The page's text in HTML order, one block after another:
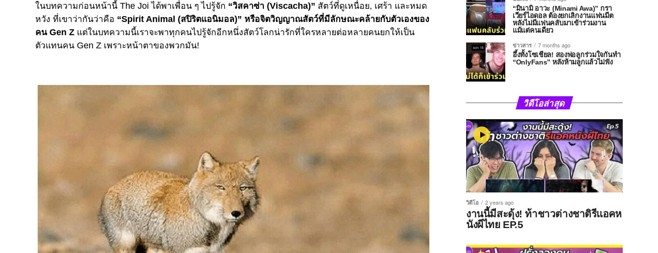
ในบทความก่อนหน้านี้ The Joi ได้พาเพื่อน ๆ ไปรู้จัก “วิสคาซ่า (Viscacha)” สัตว์ที่ดูเหนื่อย, เศร้า และหมด
หวัง ที่เขาว่ากันว่าคือ “Spirit Animal (สปิริตแอนิมอล)” หรือจิตวิญญาณสัตว์ที่มีลักษณะคล้ายกับตัวเองของ
คน Gen Z แต่ในบทความนี้เราจะพาทุกคนไปรู้จักอีกหนึ่งสัตว์โลกน่ารักที่ใครหลายต่อหลายคนยกให้เป็น
ตัวแทนคน Gen Z เพราะหน้าตาของพวกมัน!
“มินามิ อาวะ (Minami Awa)” กรา
เวียร์ไอดอล ต้องยกเลิกงานแฟนมีต
หลังไม่มีแฟนคลับมาเข้าร่วมงาน
แม้แต่คนเดียว
ข่าวสาร
7 months ago
อึ้งทั้งโซเชียล! สองพ่อลูกร่วมใจกันทำ
“OnlyFans” หลังห้ามลูกแล้วไม่ฟัง
วิดีโอล่าสุด
วิดีโอ 2 years ago
งานนี้มีสะดุ้ง! ท้าชาวต่างชาติรีแอคห
นังผีไทย EP.5